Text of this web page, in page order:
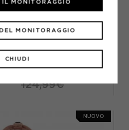
KANKEN LAPTOP 13 MORO
93,74€
124,99€
NUOVO
CHIUDI
MONITORAGGIO
MONITORAGGIO